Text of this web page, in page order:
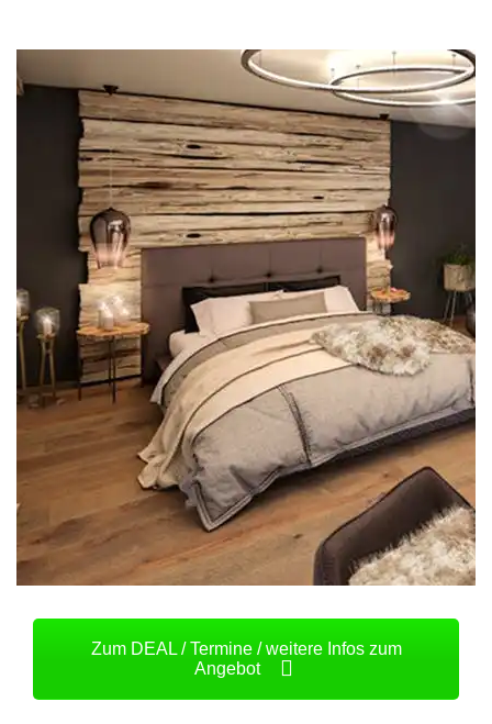
Zum DEAL / Termine / weitere Infos zum
Angebot